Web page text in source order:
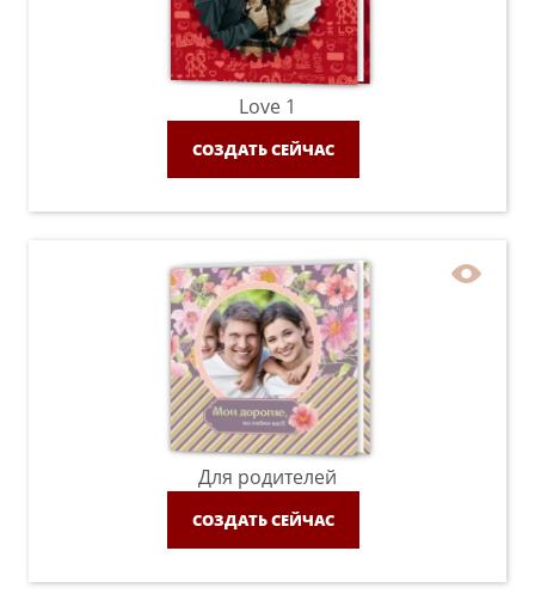
Love 1
СОЗДАТЬ СЕЙЧАС
Для родителей
СОЗДАТЬ СЕЙЧАС